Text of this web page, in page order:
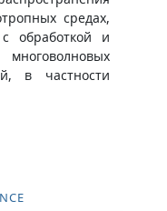
средах,
обработкой и
в частности